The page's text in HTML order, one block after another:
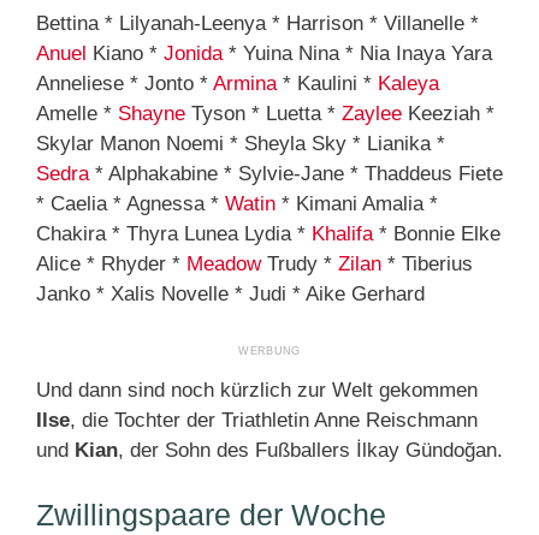
Bettina * Lilyanah-Leenya * Harrison * Villanelle *
Anuel Kiano * Jonida * Yuina Nina * Nia Inaya Yara
Anneliese * Jonto * Armina * Kaulini * Kaleya
Amelle * Shayne Tyson * Luetta * Zaylee Keeziah *
Skylar Manon Noemi * Sheyla Sky * Lianika *
Sedra * Alphakabine * Sylvie-Jane * Thaddeus Fiete
* Caelia * Agnessa * Watin * Kimani Amalia *
Chakira * Thyra Lunea Lydia * Khalifa * Bonnie Elke
Alice * Rhyder * MeadowTrudy * Zilan * Tiberius
Janko * Xalis Novelle * Judi * Aike Gerhard
Und dann sind noch kürzlich zur Welt gekommen
Ilse, die Tochter der Triathletin Anne Reischmann
und Kian, der Sohn des Fußballers İlkay Gündoğan.
Zwillingspaare der Woche